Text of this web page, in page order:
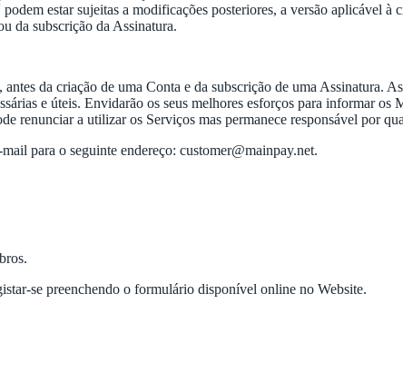
estar sujeitas a modificações posteriores, a versão aplicável
da subscrição da Assinatura.
da criação de uma Conta e da subscrição de uma Assinatura.
e úteis. Envidarão os seus melhores esforços para informar
renunciar a utilizar os Serviços mas permanece responsável por
para o seguinte endereço: customer@mainpay.net.
se preenchendo o formulário disponível online no Website.